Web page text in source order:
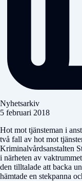
Nyhetsarkiv
5 februari 2018
Hot mot tjänsteman i
två fall av hot mot
Kriminalvårdsanstalten
i närheten av
den tilltalade att backa
hämtade en stekpanna